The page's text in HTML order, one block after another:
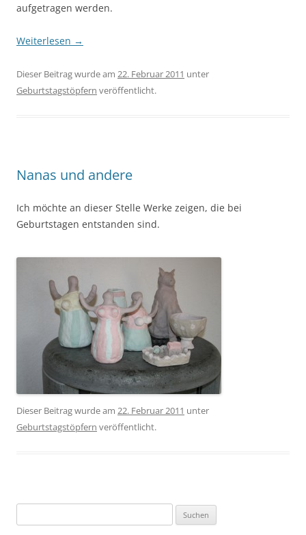
aufgetragen werden.
Weiterlesen →
Dieser Beitrag wurde am 22. Februar 2011 unter
Geburtstagstöpfern veröffentlicht.
Nanas und andere
Ich möchte an dieser Stelle Werke zeigen, die bei
Geburtstagen entstanden sind.
Dieser Beitrag wurde am 22. Februar 2011 unter
Geburtstagstöpfern veröffentlicht.
nach: